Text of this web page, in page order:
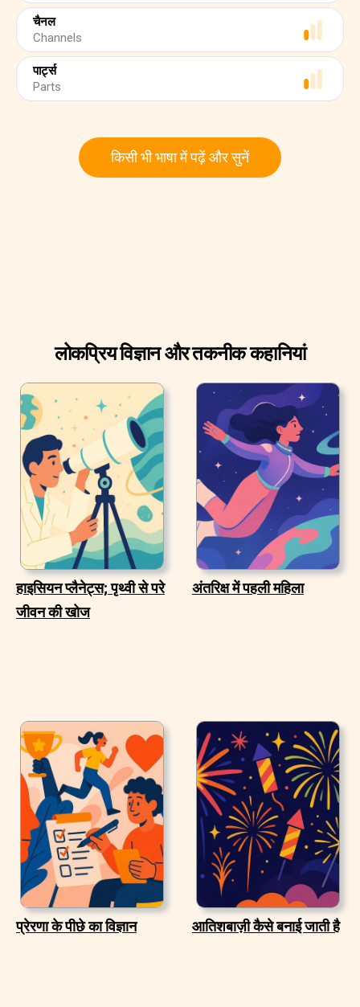
चैनल
Channels
पार्ट्स
Parts
किसी भी भाषा में पढ़ें और सुनें
लोकप्रिय विज्ञान और तकनीक कहानियां
हाइसियन प्लैनेट्स; पृथ्वी से परे
जीवन की खोज
अंतरिक्ष में पहली महिला
प्रेरणा के पीछे का विज्ञान आतिशबाज़ी कैसे बनाई जाती है